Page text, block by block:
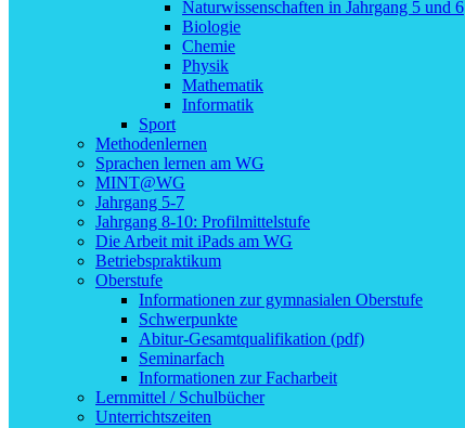
Naturwissenschaften in Jahrgang 5 und 6
Biologie
Chemie
Physik
Mathematik
Informatik
Sport
Methodenlernen
Sprachen lernen am WG
MINT@WG
Jahrgang 5-7
Jahrgang 8-10: Profilmittelstufe
Die Arbeit mit iPads am WG
Betriebspraktikum
Oberstufe
Informationen zur gymnasialen Oberstufe
Schwerpunkte
Abitur-Gesamtqualifikation (pdf)
Seminarfach
Informationen zur Facharbeit
Lernmittel / Schulbücher
Unterrichtszeiten